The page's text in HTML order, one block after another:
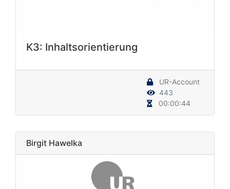
K3: Inhaltsorientierung
UR-Account
443
00:00:44
Birgit Hawelka